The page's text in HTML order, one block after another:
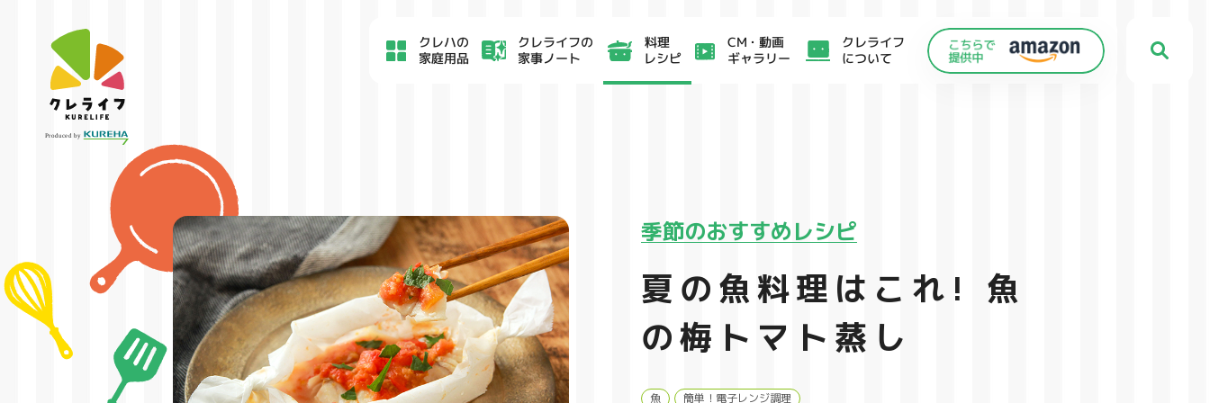
クレハの
家庭用品
クレライフの
家事ノート
料理
レシピ
CM・動画
ギャラリー
クレライフ
について
季節のおすすめレシピ
夏の魚料理はこれ! 魚
の梅トマト蒸し
魚 簡単！電子レンジ調理